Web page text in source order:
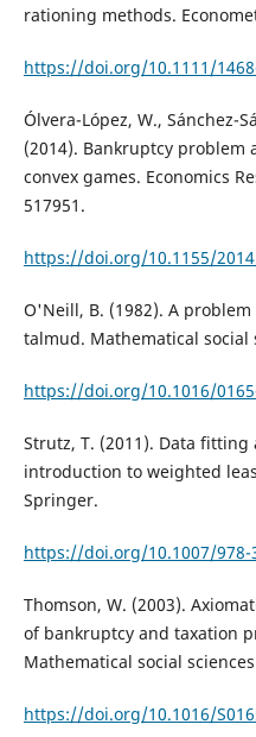
rationing methods.
https://doi.org/10.1111/
Ólvera-López, W., Sánchez-
(2014). Bankruptcy problem
convex games. Economics
517951.
https://doi.org/10.1155/
O'Neill, B. (1982). A
talmud. Mathematical social
https://doi.org/10.1016/
Strutz, T. (2011). Data
introduction to weighted
Springer.
https://doi.org/10.1007/978-
Thomson, W. (2003).
of bankruptcy and taxation
Mathematical social
https://doi.org/10.1016/